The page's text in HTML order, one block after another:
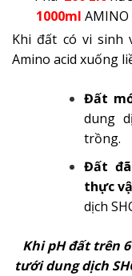
1000ml
Khi đất có vi sinh
Amino acid xuống
Đất
dung
trồng.
Đất
thực
dịch
Khi pH đất trên
tưới dung dịch